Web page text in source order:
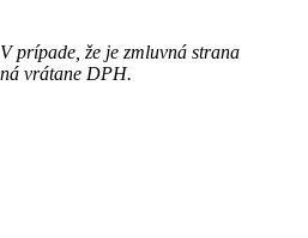
prípade, že je zmluvná strana
vrátane DPH.